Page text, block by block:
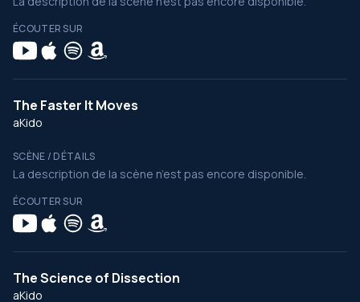
ÉCOUTER SUR
The Faster It Moves
aKido
SCÈNE / DÉTAILS
La description de la scène n’est pas encore disponible.
ÉCOUTER SUR
The Science of Dissection
aKido